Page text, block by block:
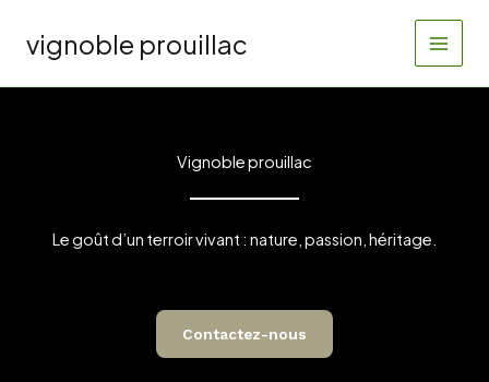
contenu
vignoble prouillac
Vignoble prouillac
Le goût d’un terroir vivant : nature, passion, héritage.
Contactez-nous